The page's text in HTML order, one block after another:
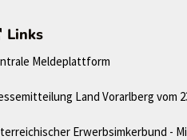
Links
Meldeplattform
Land Vorarlberg vom
Erwerbsimkerbund -